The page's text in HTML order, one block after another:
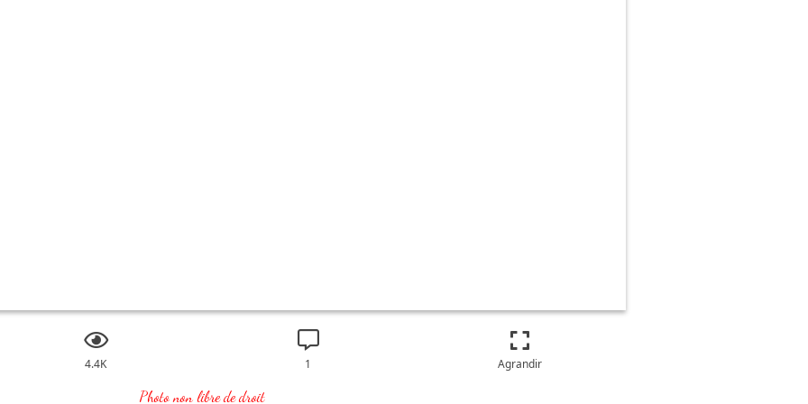
4.4K 1 Agrandir
Photo non libre de droit